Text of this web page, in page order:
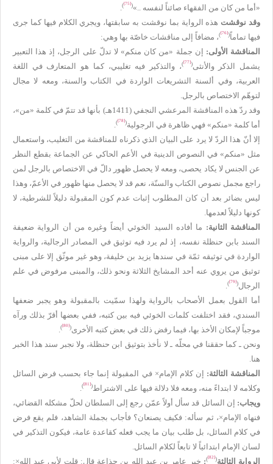
«أما من كان من الفقهاء صائناً لنفسه ..»(
[75]
)
وقد نوقشت هذه الرواية بما نوقشت به سابقتها، ويجري الكلام فيها كما جرى
فيها تماماً(
[76]
)، مضافاً إلى مناقشات خاصّة بها وهي:
المناقشة الأولى: إن جملة «من كان منكم» لا تدلّ على الرجل، إذ هذا التعبير
يشمل الذكر والأنثى(
[77]
)، والتذكير فيه تغليبي، كما هو المتعارف في اللغة
العربية، وفي ألسنة التشريعات الواردة في الكتاب والسنة، ومعه لا مجال
لتوهّم الاختصاص بالرجل.
وقد ردّ هذه المناقشة المرعشي النجفي (1411هـ) بأنها قد تتمّ في كلمة «من»،
أما كلمة «منكم» فهي ظاهرة في الرجولية(
[78]
)
إلا أنّ هذا الردّ لا يرد على البيان الذي ذكرناه للمناقشة من التغليب، واستعمال
مثل «منكم» في النصوص الدينية في الأعم الحاكي عن الجماعة بقطع النظر
عن الجنس لا يكاد يحصى، ومعه لا يحصل ظهور دالّ في الاختصاص بالرجل لمن
راجع مجمل نصوص الكتاب والسنّة، نعم قد لا يحصل منها ظهور في الأعمّ، وهذا
ليس بضائر بعد أن كان المطلوب إثبات عدم كون المقبولة دليلاً للشرطية، لا
كونها دليلاً لعدمها.
المناقشة الثانية: ما أفاده السيد الخوئي أيضاً وغيره من أن الرواية ضعيفة
السند بابن حنظلة نفسه، إذ لم يرد فيه توثيق في المصادر الرجالية، والرواية
الواردة في توثيقه ثمّة في سندها يزيد بن خليفة، وهو غير موثّق إلا على مبنى
توثيق من يروي عنه أحد المشايخ الثلاثة ونحو ذلك، والمبنى مرفوض في علم
الرجال(
[79]
)
أما القول بعمل الأصحاب بالرواية ولهذا سمّيت بالمقبولة وهو يجبر ضعفها
السندي، فقد اختلفت كلمات الخوئي فيه بين كتبه، ففي بعضها أقرّ بذلك ورآه
موجباً لإمكان الأخذ بها، فيما رفض ذلك في بعض كتبه الأخرى(
[80]
)
ونحن ـ كما حققنا في محلّه ـ لا نأخذ بتوثيق ابن حنظلة، ولا نجبر سند هذا الخبر
هنا.
المناقشة الثالثة:
إن كلام الإمام× في المقبولة إنما جاء بحسب فرض السائل
وكلامه لا ابتداءً منه، ومعه فلا دلالة فيها على الاشتراط (
[81]
)
ويجاب: إن السائل قد سأل أولاً عمّن رجع إلى السلطان لحلّ مشكله القضائي،
فنهاه الإمام×، ثم سأله: فكيف يصنعان؟ فأجاب بجملة الشاهد، فلم يقع فرض
في كلام السائل، بل طلب بيان ما يجب فعله كقاعدة عامة، فيكون التذكير في
لسان الإمام ابتدائياً لا تابعاً لكلام السائل.
الرواية الثالثة(
[82]
)
: خبر عامر بن عبد الله بن جذاعة قال: قلت لأبي عبد الله×: